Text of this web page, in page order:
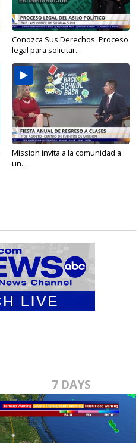
Conozca Sus Derechos: Proceso
legal para solicitar...
Mission invita a la comunidad a
un...
7 DAYS